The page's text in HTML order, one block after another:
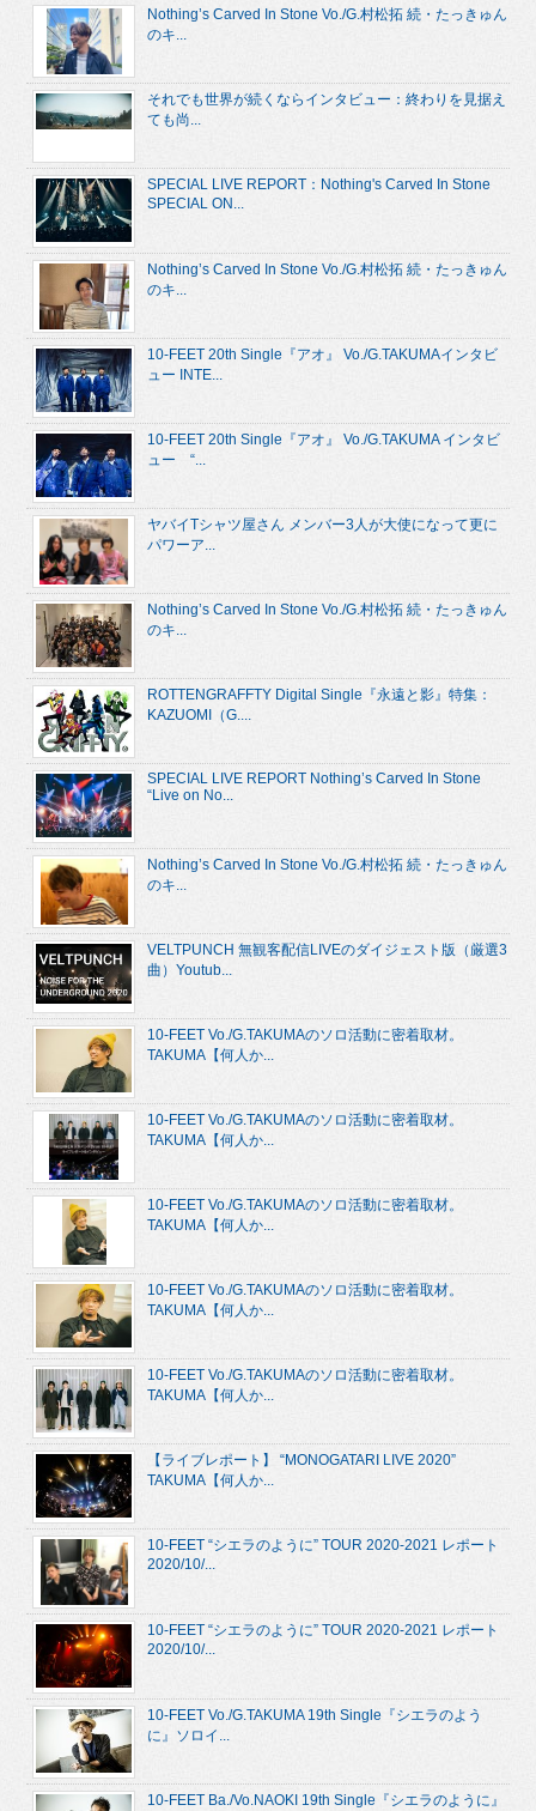
Nothing’s Carved In Stone Vo./G.村松拓 続・たっきゅん
のキ...
それでも世界が続くならインタビュー：終わりを見据え
ても尚...
SPECIAL LIVE REPORT：Nothing's Carved In Stone
SPECIAL ON...
Nothing’s Carved In Stone Vo./G.村松拓 続・たっきゅん
のキ...
10-FEET 20th Single『アオ』 Vo./G.TAKUMAインタビ
ュー INTE...
10-FEET 20th Single『アオ』 Vo./G.TAKUMA インタビ
ュー “...
ヤバイTシャツ屋さん メンバー3人が大使になって更に
パワーア...
Nothing’s Carved In Stone Vo./G.村松拓 続・たっきゅん
のキ...
ROTTENGRAFFTY Digital Single『永遠と影』特集：
KAZUOMI（G....
SPECIAL LIVE REPORT Nothing’s Carved In Stone
“Live on No...
Nothing’s Carved In Stone Vo./G.村松拓 続・たっきゅん
のキ...
VELTPUNCH 無観客配信LIVEのダイジェスト版（厳選3
曲）Youtub...
10-FEET Vo./G.TAKUMAのソロ活動に密着取材。
TAKUMA【何人か...
10-FEET Vo./G.TAKUMAのソロ活動に密着取材。
TAKUMA【何人か...
10-FEET Vo./G.TAKUMAのソロ活動に密着取材。
TAKUMA【何人か...
10-FEET Vo./G.TAKUMAのソロ活動に密着取材。
TAKUMA【何人か...
10-FEET Vo./G.TAKUMAのソロ活動に密着取材。
TAKUMA【何人か...
【ライブレポート】 “MONOGATARI LIVE 2020”
TAKUMA【何人か...
10-FEET “シエラのように” TOUR 2020-2021 レポート
2020/10/...
10-FEET “シエラのように” TOUR 2020-2021 レポート
2020/10/...
10-FEET Vo./G.TAKUMA 19th Single『シエラのよう
に』ソロイ...
10-FEET Ba./Vo.NAOKI 19th Single『シエラのように』